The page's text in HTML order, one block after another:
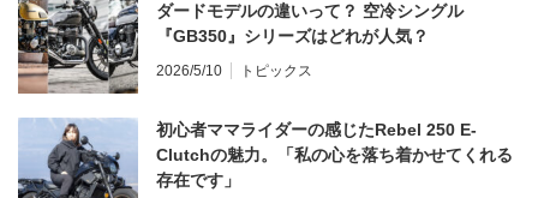
ダードモデルの違いって？ 空冷シングル
『GB350』シリーズはどれが人気？
2026/5/10 トピックス
初心者ママライダーの感じたRebel 250 E-
Clutchの魅力。「私の心を落ち着かせてくれる
存在です」